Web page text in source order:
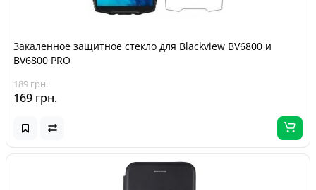
Закаленное защитное стекло для Blackview BV6800 и
BV6800 PRO
189 грн.
169 грн.